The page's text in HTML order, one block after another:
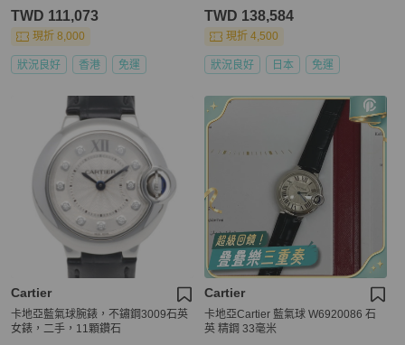
TWD 111,073
現折 8,000
狀況良好 香港 免運
TWD 138,584
現折 4,500
狀況良好 日本 免運
Cartier
卡地亞藍氣球腕錶，不鏽鋼3009石英
女錶，二手，11顆鑽石
Cartier
卡地亞Cartier 藍氣球 W6920086 石
英 精鋼 33毫米